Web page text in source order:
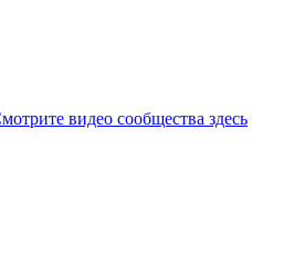
видео сообщества здесь